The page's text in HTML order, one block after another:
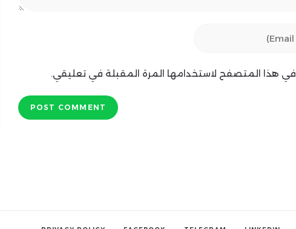
في هذا المتصفح لاستخدامها المرة المقبلة في تعليقي.